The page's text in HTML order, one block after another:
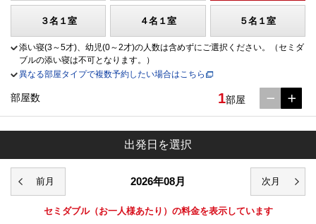
３名１室 ４名１室 ５名１室
添い寝(3～5才)、幼児(0～2才)の人数は含めずにご選択ください。（セミダ
ブルの添い寝は不可となります。）
異なる部屋タイプで複数予約したい場合はこちら
部屋数 1部屋
出発日を選択
2026年08月
セミダブル（お一人様あたり）の料金を表示しています